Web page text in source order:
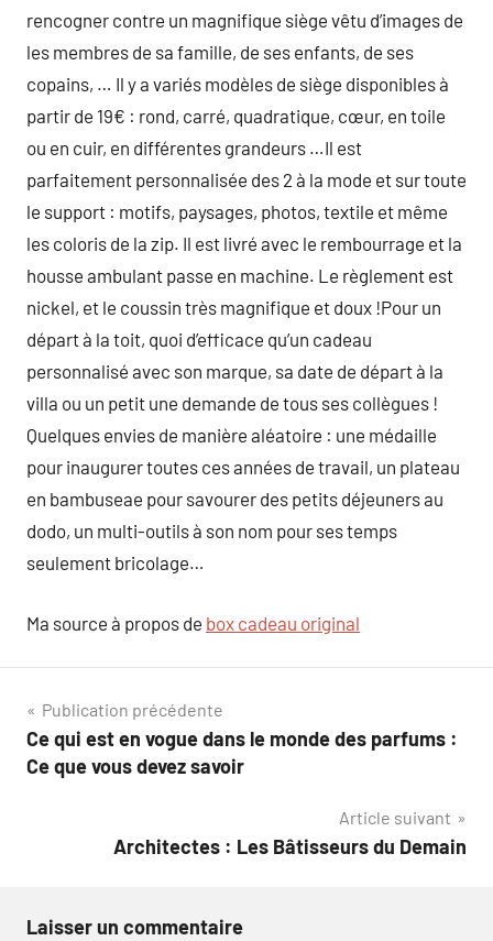
rencogner contre un magnifique siège vêtu d’images de
les membres de sa famille, de ses enfants, de ses
copains, … Il y a variés modèles de siège disponibles à
partir de 19€ : rond, carré, quadratique, cœur, en toile
ou en cuir, en différentes grandeurs …Il est
parfaitement personnalisée des 2 à la mode et sur toute
le support : motifs, paysages, photos, textile et même
les coloris de la zip. Il est livré avec le rembourrage et la
housse ambulant passe en machine. Le règlement est
nickel, et le coussin très magnifique et doux !Pour un
départ à la toit, quoi d’efficace qu’un cadeau
personnalisé avec son marque, sa date de départ à la
villa ou un petit une demande de tous ses collègues !
Quelques envies de manière aléatoire : une médaille
pour inaugurer toutes ces années de travail, un plateau
en bambuseae pour savourer des petits déjeuners au
dodo, un multi-outils à son nom pour ses temps
seulement bricolage…
Ma source à propos de box cadeau original
Navigation
de
Publication précédente
Ce qui est en vogue dans le monde des parfums :
Ce que vous devez savoir
Article suivant
Architectes : Les Bâtisseurs du Demain
Laisser un commentaire